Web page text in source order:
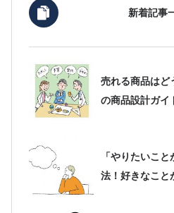
新着記事
売れる商品はど
の商品設計ガイ
「やりたいこ
法！好きなこと